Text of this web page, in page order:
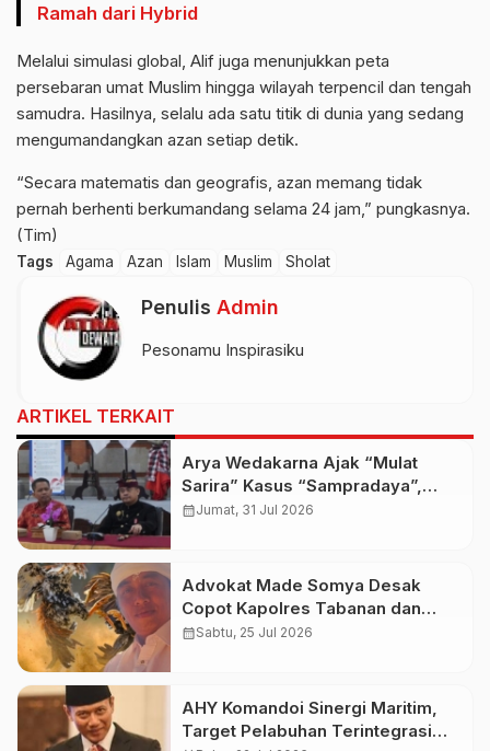
Ramah dari Hybrid
Melalui simulasi global, Alif juga menunjukkan peta
persebaran umat Muslim hingga wilayah terpencil dan tengah
samudra. Hasilnya, selalu ada satu titik di dunia yang sedang
mengumandangkan azan setiap detik.
“Secara matematis dan geografis, azan memang tidak
pernah berhenti berkumandang selama 24 jam,” pungkasnya.
(Tim)
Tags Agama Azan Islam Muslim Sholat
Penulis Admin
Pesonamu Inspirasiku
ARTIKEL TERKAIT
Arya Wedakarna Ajak “Mulat
Sarira” Kasus “Sampradaya”,
Buka Ashram Untuk Spiritual
calendar_monthJumat, 31 Jul 2026
Advokat Made Somya Desak
Copot Kapolres Tabanan dan
Kapolsek Baturiti Usai Amuk
calendar_monthSabtu, 25 Jul 2026
AHY Komandoi Sinergi Maritim,
Target Pelabuhan Terintegrasi